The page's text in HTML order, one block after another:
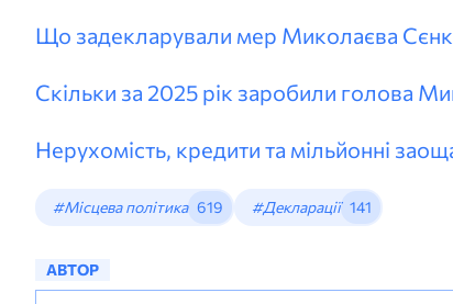
Що задекларували мер Миколаєва
Скільки за 2025 рік заробили голова
Нерухомість, кредити та мільйонні
#Місцева політика 619 #Декларації 141
АВТОР